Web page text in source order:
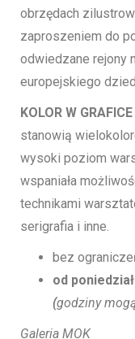
obrzędach
zaproszeniem do
odwiedzane rejony
europejskiego
KOLOR W GRAFICE
stanowią
wysoki poziom
wspaniała
technikami
serigrafia i inne.
bez
od
(godziny
Galeria MOK